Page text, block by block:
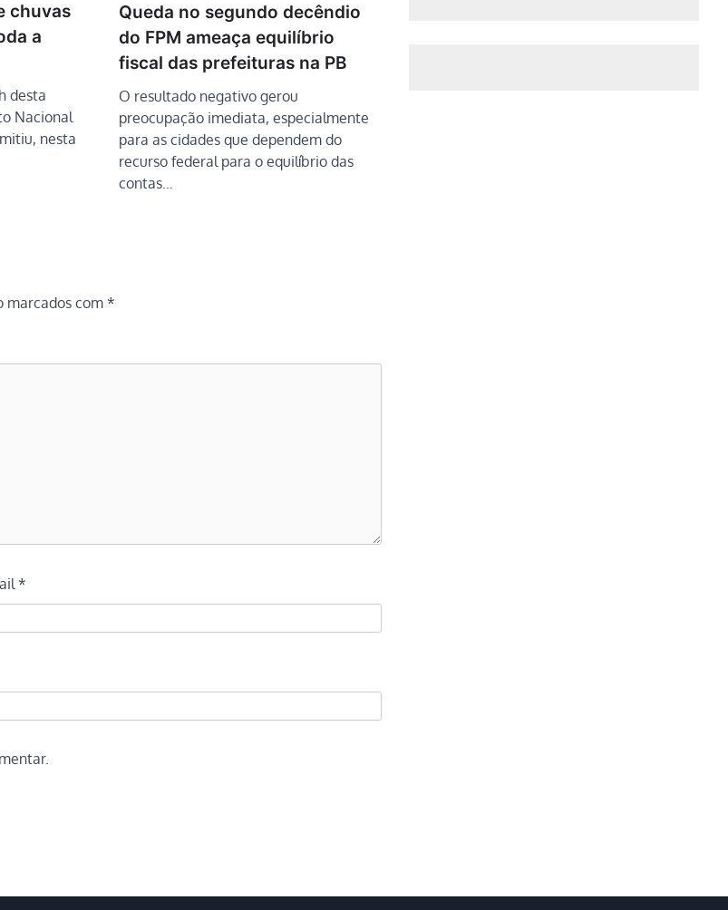
chuvas
a
desta
Nacional
nesta
Queda no segundo decêndio
do FPM ameaça equilíbrio
fiscal das prefeituras na PB
O resultado negativo gerou
preocupação imediata, especialmente
para as cidades que dependem do
recurso federal para o equilíbrio das
contas…
marcados com *
*